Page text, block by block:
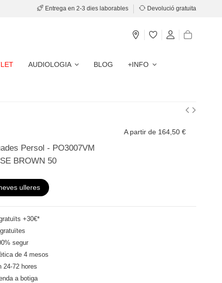
Entrega en 2-3 dies laborables Devolució gratuita
AUDIOLOGIA BLOG +INFO
Persol - PO3007VM
BROWN 50
A partir de 164,50 €
ulleres
+30€*
segur
de 4 mesos
24-72 hores
a botiga